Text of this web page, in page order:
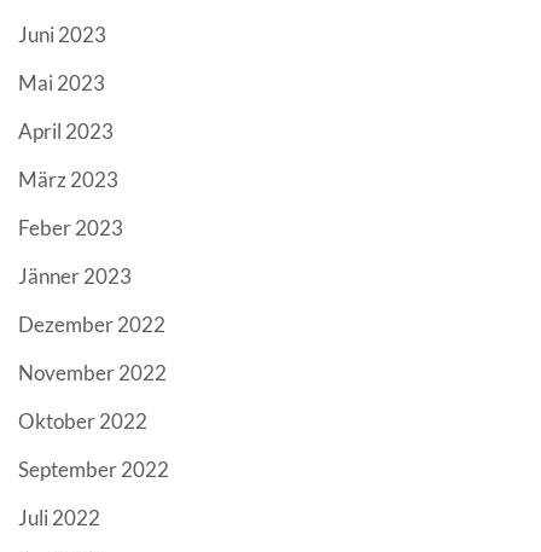
Juni 2023
Mai 2023
April 2023
März 2023
Feber 2023
Jänner 2023
Dezember 2022
November 2022
Oktober 2022
September 2022
Juli 2022